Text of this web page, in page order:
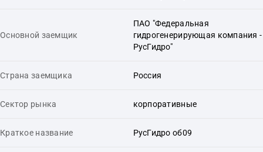
Основной заемщик
ПАО "Федеральная
гидрогенерирующая компания -
РусГидро"
Страна заемщика Россия
Сектор рынка корпоративные
Краткое название РусГидро об09